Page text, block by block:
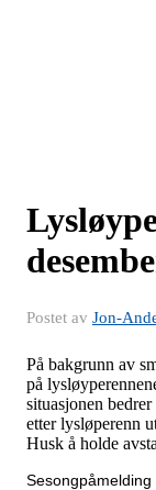
Postet av Jon-
På bakgrunn av
på
situasjonen
etter lysløperenn
Husk å holde
Sesongpåmelding